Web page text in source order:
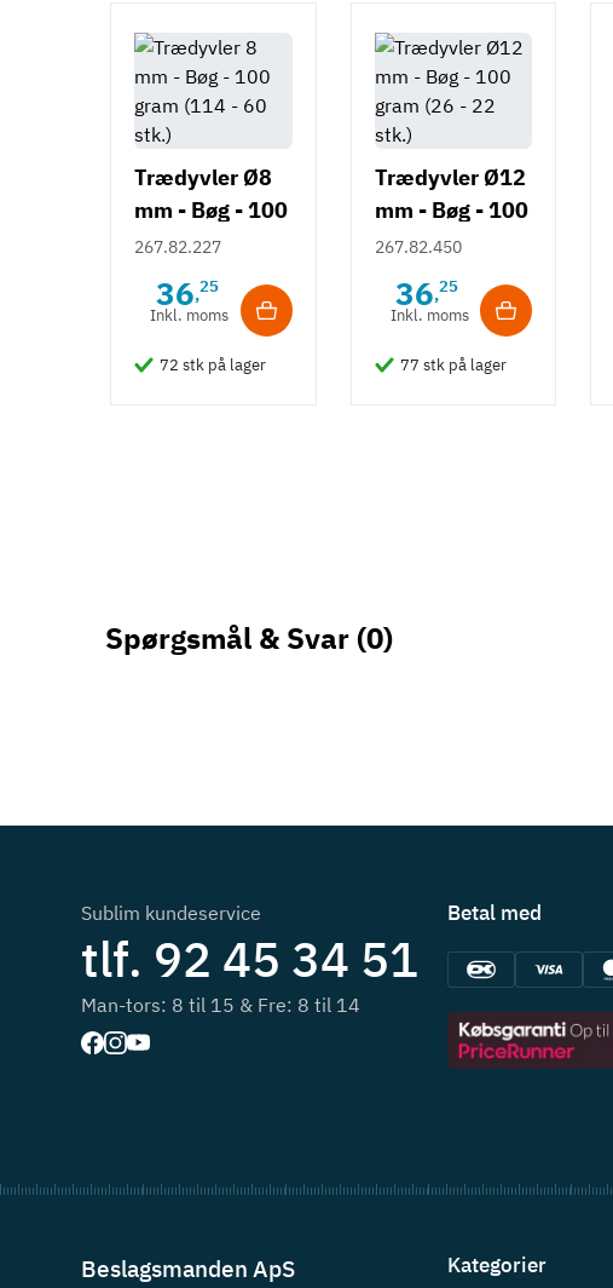
Trædyvler Ø8
mm - Bøg - 100
gram (114 - 60
267.82.227
36,25
Inkl. moms
72 stk på lager
Trædyvler Ø12
mm - Bøg - 100
gram (26 - 22
267.82.450
36,25
Inkl. moms
77 stk på lager
Spørgsmål & Svar(0)
Sublim kundeservice
tlf. 92 45 34 51
Man-tors: 8 til 15 & Fre: 8 til 14
Betal med
Beslagsmanden ApS Kategorier